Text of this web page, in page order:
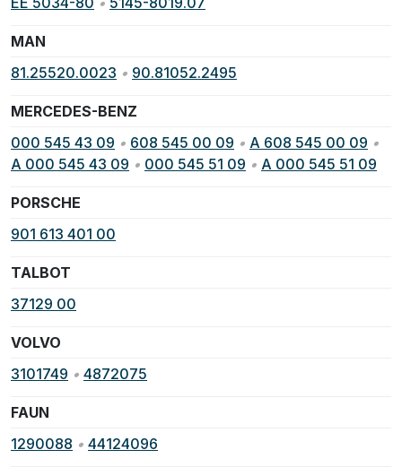
MAN
81.25520.0023 • 90.81052.2495
MERCEDES-BENZ
000 545 43 09 • 608 545 00 09 • A 608 545 00 09 •
A 000 545 43 09 • 000 545 51 09 • A 000 545 51 09
PORSCHE
901 613 401 00
TALBOT
37129 00
VOLVO
3101749 • 4872075
FAUN
1290088 • 44124096